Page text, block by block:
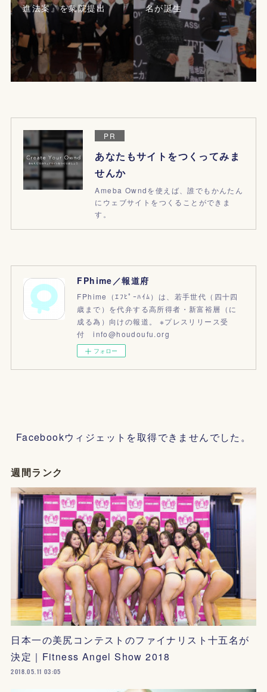
進法案』を衆院提出
名が誕生
PR
あなたもサイトをつくってみま
せんか
Ameba Owndを使えば、誰でもかんたん
にウェブサイトをつくることができま
す。
FPhime／報道府
FPhime（ｴﾌﾋﾟｰﾊｲﾑ）は、若手世代（四十四
歳まで）を代弁する高所得者・新富裕層（に
成る為）向けの報道。 ※プレスリリース受
付 info@houdoufu.org
フォロー
Facebookウィジェットを取得できませんでした。
週間ランク
日本一の美尻コンテストのファイナリスト十五名が
決定｜Fitness Angel Show 2018
2018.05.11 03:05